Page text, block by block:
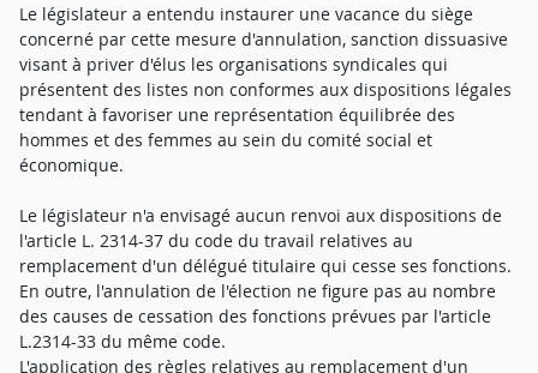
Le législateur a entendu instaurer une vacance du siège
concerné par cette mesure d'annulation, sanction dissuasive
visant à priver d'élus les organisations syndicales qui
présentent des listes non conformes aux dispositions légales
tendant à favoriser une représentation équilibrée des
hommes et des femmes au sein du comité social et
économique.
Le législateur n'a envisagé aucun renvoi aux dispositions de
l'article L. 2314-37 du code du travail relatives au
remplacement d'un délégué titulaire qui cesse ses fonctions.
En outre, l'annulation de l'élection ne figure pas au nombre
des causes de cessation des fonctions prévues par l'article
L.2314-33 du même code.
L'application des règles relatives au remplacement d'un